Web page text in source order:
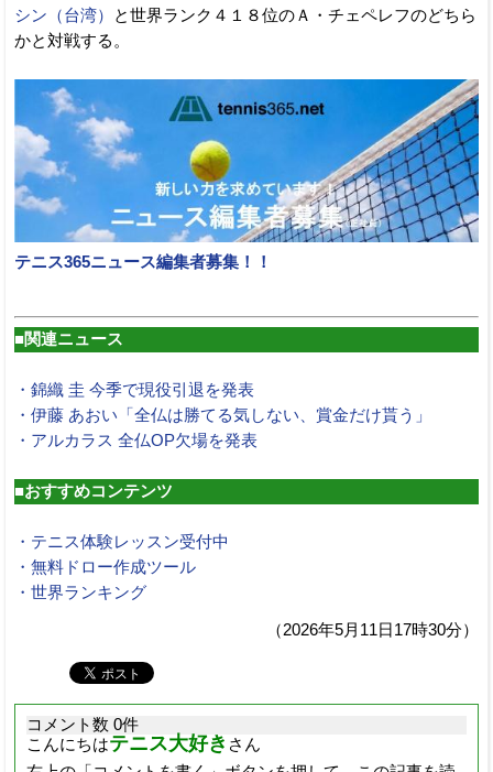
シン（台湾）
と世界ランク４１８位のＡ・チェペレフのどちら
かと対戦する。
テニス365ニュース編集者募集！！
■関連ニュース
・錦織 圭 今季で現役引退を発表
・伊藤 あおい「全仏は勝てる気しない、賞金だけ貰う」
・アルカラス 全仏OP欠場を発表
■おすすめコンテンツ
・テニス体験レッスン受付中
・無料ドロー作成ツール
・世界ランキング
（2026年5月11日17時30分）
コメント数 0件
こんにちはテニス大好き さん